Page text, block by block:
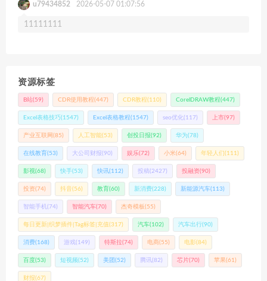
u79434852 2026-05-07 01:07:56
11111111
资源标签
B站(59) CDR使用教程(447) CDR教程(110) CorelDRAW教程(447)
Excel表格技巧(1547) Excel表格教程(1547) seo优化(117) 上市(97)
产业互联网 (85) 人工智能(53) 创投日报(92) 华为(78)
在线教育(53) 大公司财报(90) 娱乐(72) 小米(64) 年轻人们 (111)
影视(68) 快手(53) 快讯(112) 投稿 (2427) 投融资(90)
投资(74) 抖音(56) 教育(60) 新消费(228) 新能源汽车(113)
智能手机 (74) 智能汽车(70) 杰奇模板(55)
每日更新|织梦插件|Tag标签|充值(317) 汽车(102) 汽车出行(90)
消费(168) 游戏(149) 特斯拉(74) 电商(55) 电影(84)
百度(53) 短视频(52) 美团 (52) 腾讯(82) 芯片(70) 苹果(61)
财报(67)